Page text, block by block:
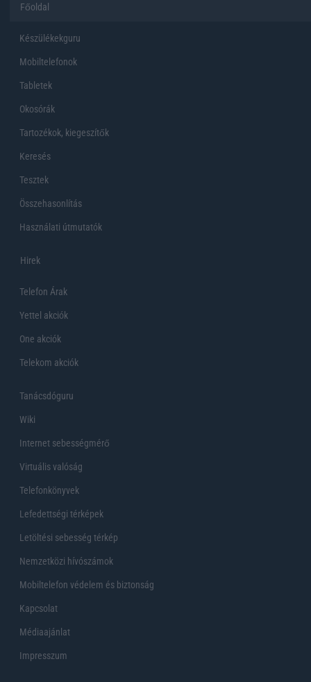
Főoldal
Készülékekguru
Mobiltelefonok
Tabletek
Okosórák
Tartozékok, kiegeszítők
Keresés
Tesztek
Összehasonlítás
Használati útmutatók
Hirek
Telefon Árak
Yettel akciók
One akciók
Telekom akciók
Tanácsdóguru
Wiki
Internet sebességmérő
Virtuális valóság
Telefonkönyvek
Lefedettségi térképek
Letöltési sebesség térkép
Nemzetközi hívószámok
Mobiltelefon védelem és biztonság
Kapcsolat
Médiaajánlat
Impresszum